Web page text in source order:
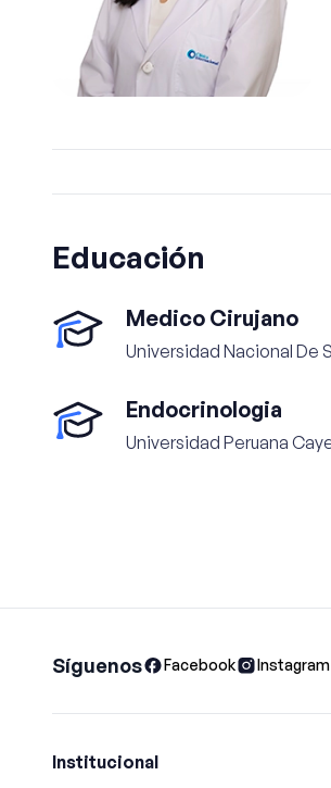
Educación
Medico Cirujano
Universidad Nacional De
Endocrinologia
Universidad Peruana
Síguenos Facebook Instagram
Institucional